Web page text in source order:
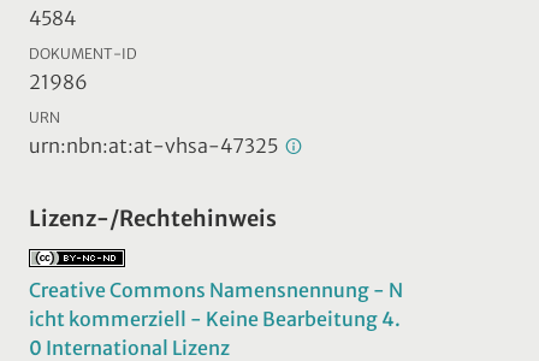
4584
DOKUMENT-ID
21986
URN
urn:nbn:at:at-vhsa-47325
Lizenz-/Rechtehinweis
Creative Commons Namensnennung - N
icht kommerziell - Keine Bearbeitung 4.
0 International Lizenz